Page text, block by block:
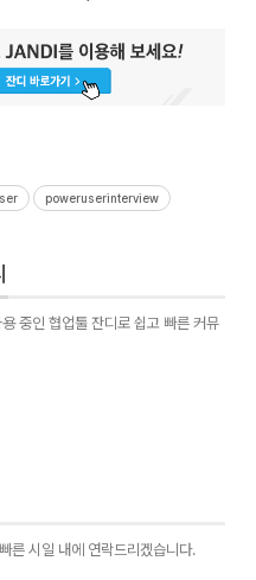
poweruserinterview
중인 협업툴 잔디로 쉽고 빠른 커뮤
른 시일 내에 연락드리겠습니다.